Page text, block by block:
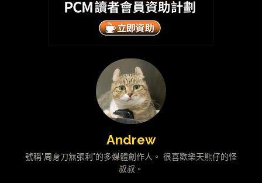
Andrew
號稱"周身刀無張利"的多媒體創作人。 很喜歡樂天熊仔的怪
叔叔。